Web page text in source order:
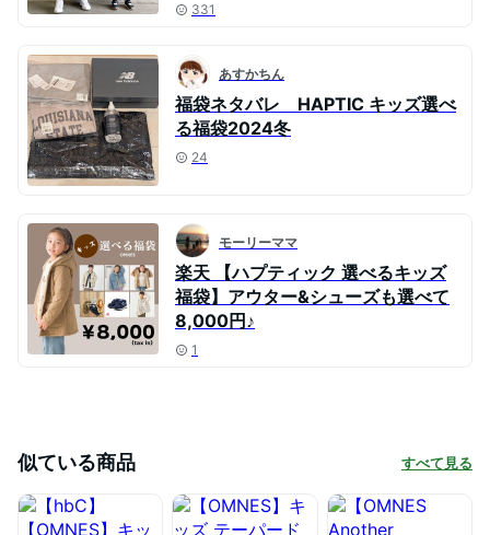
331
あすかちん
福袋ネタバレ HAPTIC キッズ選べ
る福袋2024冬
24
モーリーママ
楽天 【ハプティック 選べるキッズ
福袋】アウター&シューズも選べて
8,000円♪
1
似ている商品 すべて見る